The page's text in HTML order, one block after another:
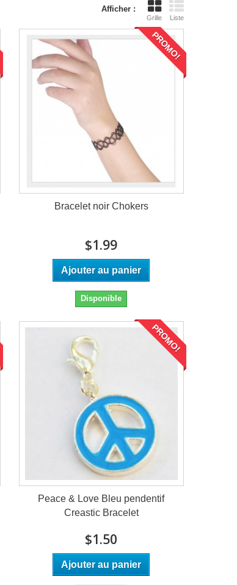
Afficher :
Grille Liste
PROMO!
Bracelet noir Chokers
$1.99
Ajouter au panier
Disponible
PROMO!
Peace & Love Bleu pendentif
Creastic Bracelet
$1.50
Ajouter au panier